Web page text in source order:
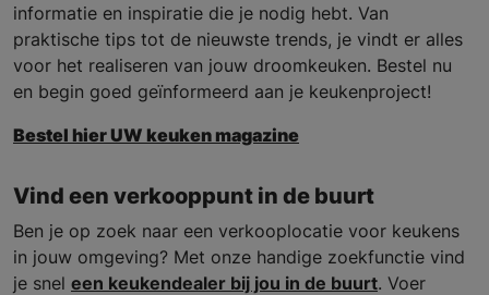
informatie en inspiratie die je nodig hebt. Van
praktische tips tot de nieuwste trends, je vindt er alles
voor het realiseren van jouw droomkeuken. Bestel nu
en begin goed geïnformeerd aan je keukenproject!
Bestel hier UW keuken magazine
Vind een verkooppunt in de buurt
Ben je op zoek naar een verkooplocatie voor keukens
in jouw omgeving? Met onze handige zoekfunctie vind
je snel een keukendealer bij jou in de buurt. Voer